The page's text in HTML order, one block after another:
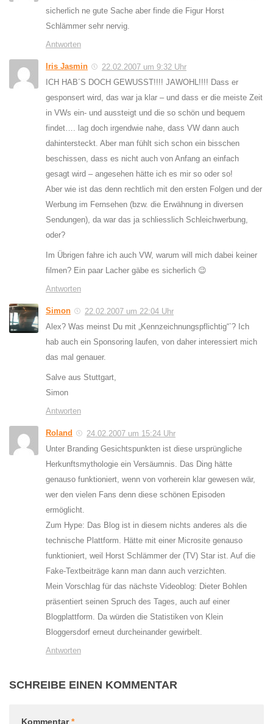
sicherlich ne gute Sache aber finde die Figur Horst
Schlämmer sehr nervig.
Antworten
Iris Jasmin
22.02.2007 um 9:32 Uhr
ICH HAB´S DOCH GEWUSST!!!! JAWOHL!!!! Dass er
gesponsert wird, das war ja klar – und dass er die meiste Zeit
in VWs ein- und aussteigt und die so schön und bequem
findet…. lag doch irgendwie nahe, dass VW dann auch
dahintersteckt. Aber man fühlt sich schon ein bisschen
beschissen, dass es nicht auch von Anfang an einfach
gesagt wird – angesehen hätte ich es mir so oder so!
Aber wie ist das denn rechtlich mit den ersten Folgen und der
Werbung im Fernsehen (bzw. die Erwähnung in diversen
Sendungen), da war das ja schliesslich Schleichwerbung,
oder?
Im Übrigen fahre ich auch VW, warum will mich dabei keiner
filmen? Ein paar Lacher gäbe es sicherlich 😉
Antworten
Simon
22.02.2007 um 22:04 Uhr
Alex? Was meinst Du mit „Kennzeichnungspflichtig“`? Ich
hab auch ein Sponsoring laufen, von daher interessiert mich
das mal genauer.
Salve aus Stuttgart,
Simon
Antworten
Roland
24.02.2007 um 15:24 Uhr
Unter Branding Gesichtspunkten ist diese ursprüngliche
Herkunftsmythologie ein Versäumnis. Das Ding hätte
genauso funktioniert, wenn von vorherein klar gewesen wär,
wer den vielen Fans denn diese schönen Episoden
ermöglicht.
Zum Hype: Das Blog ist in diesem nichts anderes als die
technische Plattform. Hätte mit einer Microsite genauso
funktioniert, weil Horst Schlämmer der (TV) Star ist. Auf die
Fake-Textbeiträge kann man dann auch verzichten.
Mein Vorschlag für das nächste Videoblog: Dieter Bohlen
präsentiert seinen Spruch des Tages, auch auf einer
Blogplattform. Da würden die Statistiken von Klein
Bloggersdorf erneut durcheinander gewirbelt.
Antworten
SCHREIBE EINEN KOMMENTAR
Kommentar*